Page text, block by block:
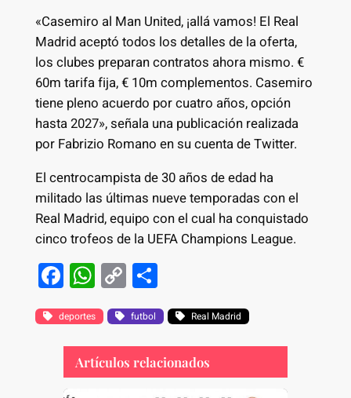
«Casemiro al Man United, ¡allá vamos! El Real
Madrid aceptó todos los detalles de la oferta,
los clubes preparan contratos ahora mismo. €
60m tarifa fija, € 10m complementos. Casemiro
tiene pleno acuerdo por cuatro años, opción
hasta 2027», señala una publicación realizada
por Fabrizio Romano en su cuenta de Twitter.
El centrocampista de 30 años de edad ha
militado las últimas nueve temporadas con el
Real Madrid, equipo con el cual ha conquistado
cinco trofeos de la UEFA Champions League.
F
a
c
e
b
W
h
at
s
A
C
o
p
y
Li
S
h
ar
e
deportes futbol Real Madrid
Artículos relacionados